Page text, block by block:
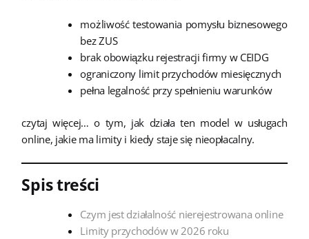
możliwość testowania pomysłu biznesowego
bez ZUS
brak obowiązku rejestracji firmy w CEIDG
ograniczony limit przychodów miesięcznych
pełna legalność przy spełnieniu warunków
czytaj więcej… o tym, jak działa ten model w usługach
online, jakie ma limity i kiedy staje się nieopłacalny.
Spis treści
Czym jest działalność nierejestrowana online
Limity przychodów w 2026 roku